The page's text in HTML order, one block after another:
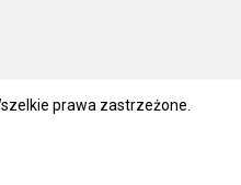
prawa zastrzeżone.